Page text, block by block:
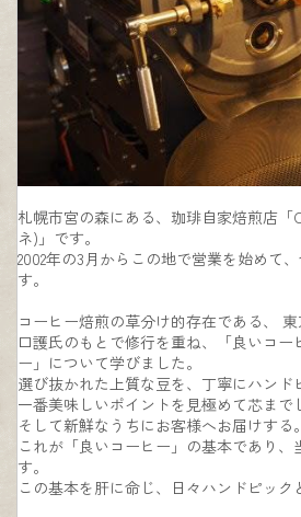
札幌市宮の森にある、珈琲自家焙煎店「
ネ)」です。
2002年の3月からこの地で営業を始めて
す。
コーヒー焙煎の草分け的存在である、
口護氏のもとで修行を重ね、
「良いコ
ー」について学びました。
選び抜かれた上質な豆を、丁寧にハンド
一番美味しいポイントを見極めて芯まで
そして新鮮なうちにお客様へお届けする。
これが「良いコーヒー」の基本であり
す。
この基本を肝に命じ、日々ハンドピック